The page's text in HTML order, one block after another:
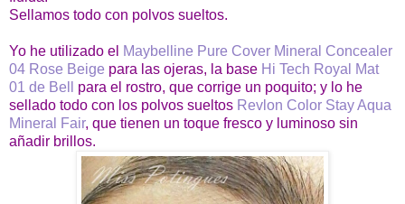
Sellamos todo con polvos sueltos.
Yo he utilizado el Maybelline Pure Cover Mineral Concealer
04 Rose Beige para las ojeras, la base Hi Tech Royal Mat
01 de Bell
para el rostro, que corrige un poquito; y lo he
sellado todo con los polvos sueltos Revlon Color Stay Aqua
Mineral Fair, que tienen un toque fresco y luminoso sin
añadir brillos.